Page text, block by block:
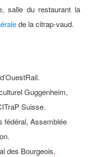
salle du restaurant la
de la citrap-vaud.
Guggenheim,
Suisse.
fédéral, Assemblée
des Bourgeois,